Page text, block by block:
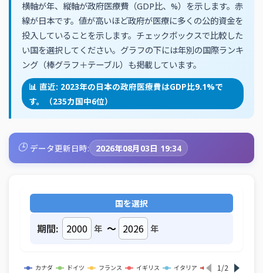
横軸が年、縦軸が政府医療費（GDP比、%）を示します。赤
線が日本です。値が高いほど政府が医療に多くの公的資金を
投入していることを示します。チェックボックスで比較した
い国を選択してください。グラフの下には年別の国際ランキ
ング（棒グラフ＋テーブル）も掲載しています。
📊 直近: 2023年の日本の政府医療費はGDP比9.1%で
す。（235カ国中6位）
🕒 データ更新日時: 2026年08月03日 19:34
国を選択
期間: 年 ～ 年